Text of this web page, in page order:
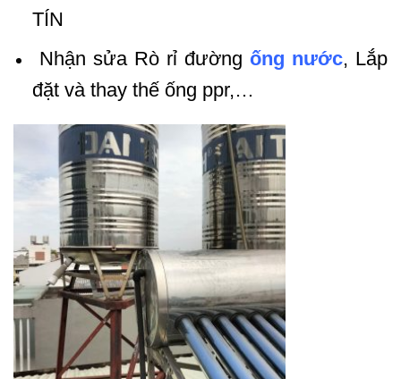
TÍN
Nhận sửa Rò rỉ đường ống nước, Lắp
đặt và thay thế ống ppr,…